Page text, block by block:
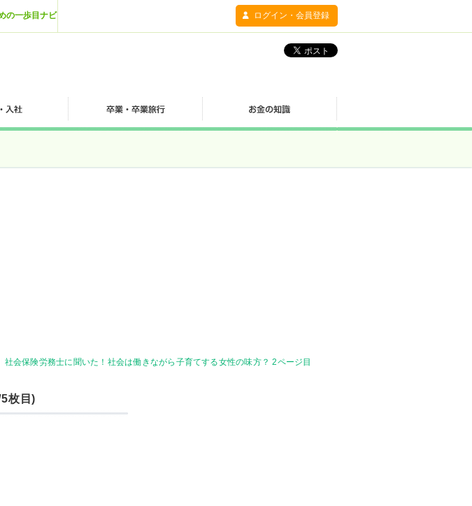
の一歩目ナビ ログイン・会員登録
社会保険労務士に聞いた！社会は働きながら子育てする女性の味方？ 2ページ目
枚目)